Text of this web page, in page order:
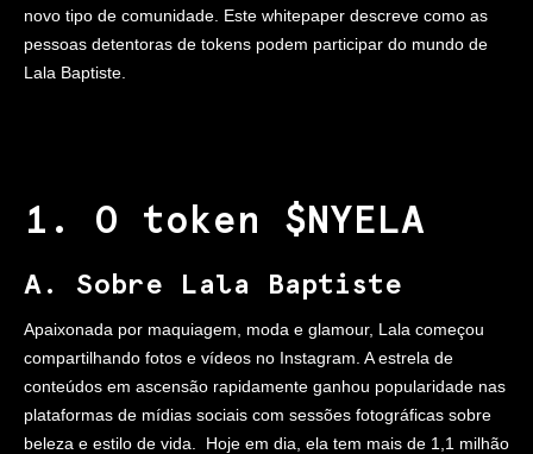
novo tipo de comunidade. Este whitepaper descreve como as
pessoas detentoras de tokens podem participar do mundo de
Lala Baptiste.
1. O token $NYELA
A. Sobre Lala Baptiste
Apaixonada por maquiagem, moda e glamour, Lala começou
compartilhando fotos e vídeos no Instagram. A estrela de
conteúdos em ascensão rapidamente ganhou popularidade nas
plataformas de mídias sociais com sessões fotográficas sobre
beleza e estilo de vida.
Hoje em dia, ela tem mais de 1,1 milhão